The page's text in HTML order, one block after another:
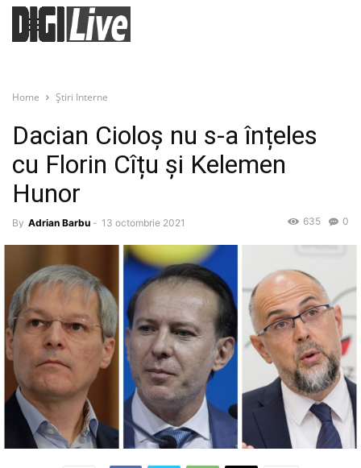
Home Știri Interne
Dacian Cioloș nu s-a înțeles
cu Florin Cîțu și Kelemen
Hunor
By Adrian Barbu - 13 octombrie 2021 0
635